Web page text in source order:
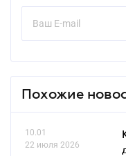
Похожие
10.01
22 июля 2026